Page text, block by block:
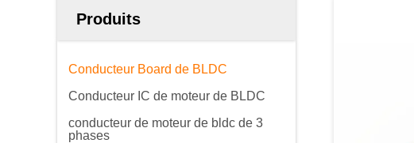
Produits
Conducteur Board de BLDC
Conducteur IC de moteur de BLDC
conducteur de moteur de bldc de 3
phases